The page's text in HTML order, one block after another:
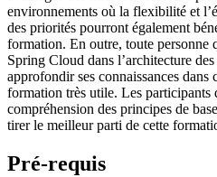
environnements où la flexibilité et
des priorités pourront également
formation. En outre, toute personne
Spring Cloud dans l’architecture
approfondir ses connaissances dans
formation très utile. Les participants
compréhension des principes de
tirer le meilleur parti de cette
Pré-requis